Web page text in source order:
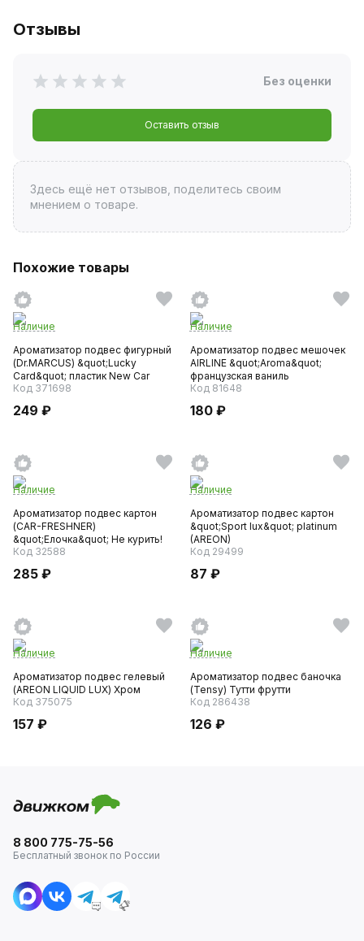
Отзывы
Без оценки
Оставить отзыв
Здесь ещё нет отзывов, поделитесь своим
мнением о товаре.
Похожие товары
Наличие
Ароматизатор подвес фигурный
(Dr.MARCUS) &quot;Lucky
Card&quot; пластик New Car
Код 371698
249 ₽
Наличие
Ароматизатор подвес мешочек
AIRLINE &quot;Aroma&quot;
французская ваниль
Код 81648
180 ₽
Наличие
Ароматизатор подвес картон
(CAR-FRESHNER)
&quot;Елочка&quot; Не курить!
Код 32588
285 ₽
Наличие
Ароматизатор подвес картон
&quot;Sport lux&quot; platinum
(AREON)
Код 29499
87 ₽
Наличие
Ароматизатор подвес гелевый
(AREON LIQUID LUX) Хром
Код 375075
157 ₽
Наличие
Ароматизатор подвес баночка
(Tensy) Тутти фрутти
Код 286438
126 ₽
8 800 775-75-56
Бесплатный звонок по России